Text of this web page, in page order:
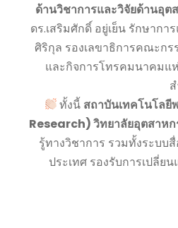
ด้านวิชาการและวิจัยด้านอุ
ดร.เสริมศักดิ์ อยู่เย็น รักษาก
ศิริกุล รองเลขาธิการคณะก
และกิจการโทรคมนาคมแ
ทั้งนี้ สถาบันเทคโนโลยี
Research) วิทยาลัยอุตสาห
รู้ทางวิชาการ รวมทั้งระบบ
ประเทศ รองรับการเปลี่